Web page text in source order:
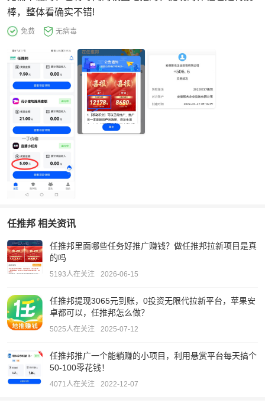
棒，整体看确实不错!
免费 无病毒
任推邦 相关资讯
任推邦里面哪些任务好推广赚钱？做任推邦拉新项目是真
的吗
5193人在关注 2026-06-15
任推邦提现3065元到账，0投资无限代拉新平台，苹果安
卓都可以，任推邦怎么做？
5025人在关注 2025-07-12
任推邦推广一个能躺赚的小项目，利用悬赏平台每天搞个
50-100零花钱！
4071人在关注 2022-12-07